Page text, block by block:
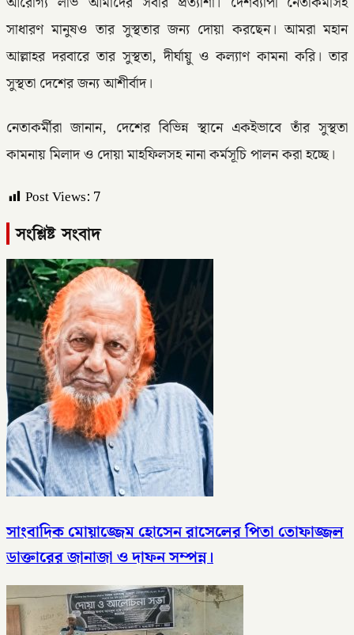
সাধারণ মানুষও তার সুস্থতার জন্য দোয়া করছেন। আমরা মহান
আল্লাহর দরবারে তার সুস্থতা, দীর্ঘায়ু ও কল্যাণ কামনা করি। তার
সুস্থতা দেশের জন্য আশীর্বাদ।
নেতাকর্মীরা জানান, দেশের বিভিন্ন স্থানে একইভাবে তাঁর সুস্থতা
কামনায় মিলাদ ও দোয়া মাহফিলসহ নানা কর্মসূচি পালন করা হচ্ছে।
Post Views: 7
সংশ্লিষ্ট সংবাদ
সাংবাদিক মোয়াজ্জেম হোসেন রাসেলের পিতা তোফাজ্জল
ডাক্তারের জানাজা ও দাফন সম্পন্ন।